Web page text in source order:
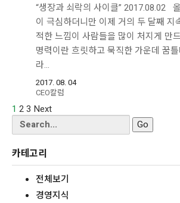
“생장과 쇠락의 사이클” 2017.08.02
이 극심하더니만 이제 거의 두 달째 지
적한 느낌이 사람들을 많이 처지게 만
명력이란 흐릿하고 묵직한 가운데 꿈
라…
2017. 08. 04
CEO칼럼
1 23 Next
Search
for:
카테고리
전체보기
경영지식